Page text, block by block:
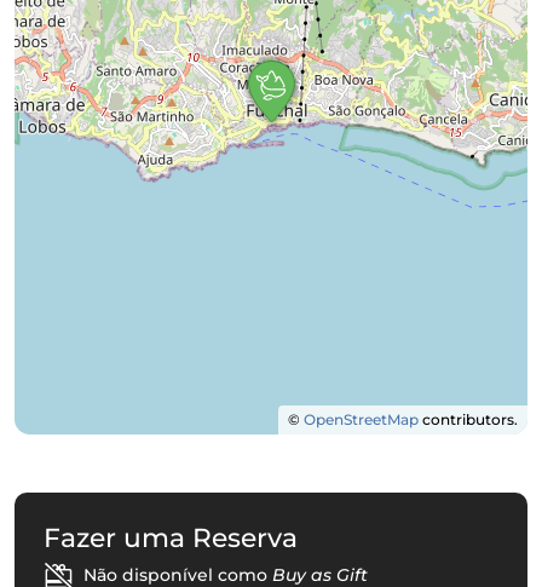
© OpenStreetMap contributors.
Fazer uma Reserva
Não disponível como Buy as Gift